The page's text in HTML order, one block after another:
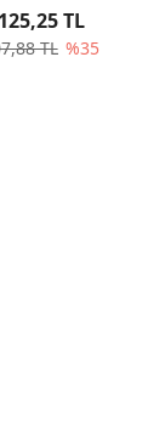
TL %35
TL